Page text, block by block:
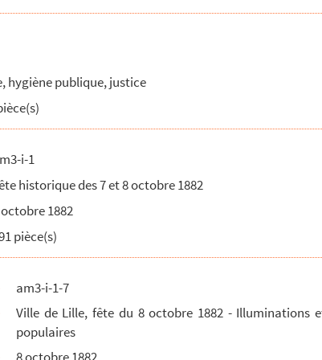
musique, délégués mun...
accepté l'invitation de M. le ...
hygiène publique, justice
i-1
historique des 7 et 8 octobre 1882
1882
pièce(s)
am3-i-1-7
Ville de Lille, fête du 8 octobre 1882 - Illuminations
populaires